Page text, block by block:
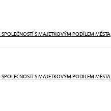
S MAJETKOVÝM PODÍLEM MĚSTA
S MAJETKOVÝM PODÍLEM MĚSTA